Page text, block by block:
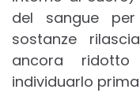
del sangue
sostanze
ancora
individuarlo